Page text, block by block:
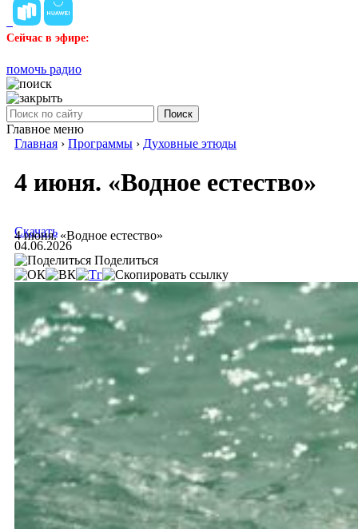
Сейчас в эфире:
помочь радио
Поиск
Главное меню
Главная › Программы › Духовные этюды
4 июня. «Водное естество»
4 июня. «Водное естество»
Скачать
04.06.2026
Поделиться